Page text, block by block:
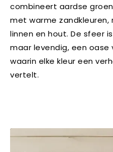
combineert aardse
met warme zandkleuren,
linnen en hout. De sfeer
maar levendig, een oase
waarin elke kleur een
vertelt.